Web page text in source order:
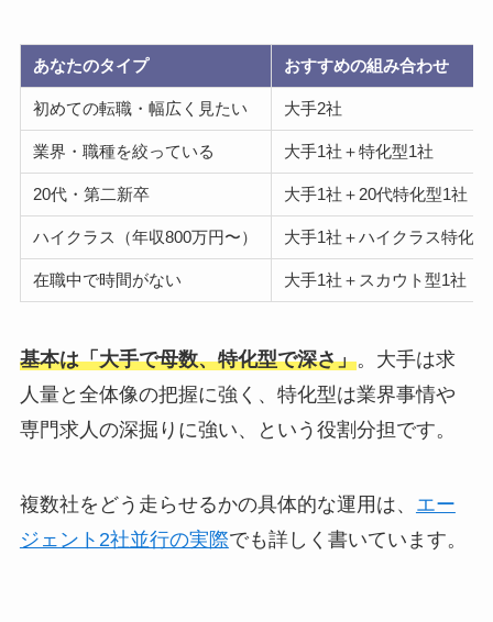
あなたのタイプ おすすめの組み合わせ
初めての転職・幅広く見たい 大手2社
業界・職種を絞っている 大手1社＋特化型1社
20代・第二新卒 大手1社＋20代特化型1社
ハイクラス（年収800万円〜） 大手1社＋ハイクラス特化
在職中で時間がない 大手1社＋スカウト型1社
基本は「大手で母数、特化型で深さ」。大手は求
人量と全体像の把握に強く、特化型は業界事情や
専門求人の深掘りに強い、という役割分担です。
複数社をどう走らせるかの具体的な運用は、 エー
ジェント2社並行の実際でも詳しく書いています。